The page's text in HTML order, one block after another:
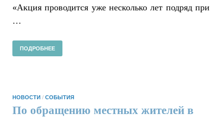
«Акция проводится уже несколько лет подряд при
…
ПОДРОБНЕЕ
НОВОСТИ / СОБЫТИЯ
По обращению местных жителей в